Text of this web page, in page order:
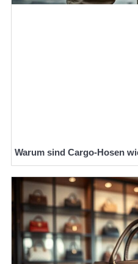
Warum sind Cargo-Hosen